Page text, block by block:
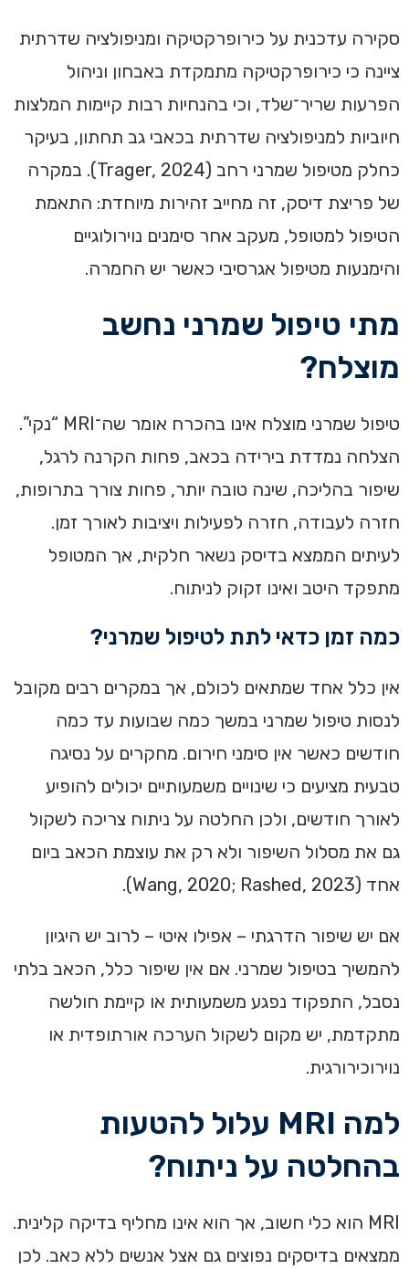
סקירה עדכנית על כירופרקטיקה ומניפולציה שדרתית
ציינה כי כירופרקטיקה מתמקדת באבחון וניהול
הפרעות שריר־שלד, וכי בהנחיות רבות קיימות המלצות
חיוביות למניפולציה שדרתית בכאבי גב תחתון, בעיקר
כחלק מטיפול שמרני רחב (Trager, 2024). במקרה
של פריצת דיסק, זה מחייב זהירות מיוחדת: התאמת
הטיפול למטופל, מעקב אחר סימנים נוירולוגיים
והימנעות מטיפול אגרסיבי כאשר יש החמרה.
מתי טיפול שמרני נחשב
מוצלח?
טיפול שמרני מוצלח אינו בהכרח אומר שה־MRI “נקי”.
הצלחה נמדדת בירידה בכאב, פחות הקרנה לרגל,
שיפור בהליכה, שינה טובה יותר, פחות צורך בתרופות,
חזרה לעבודה, חזרה לפעילות ויציבות לאורך זמן.
לעיתים הממצא בדיסק נשאר חלקית, אך המטופל
מתפקד היטב ואינו זקוק לניתוח.
כמה זמן כדאי לתת לטיפול שמרני?
אין כלל אחד שמתאים לכולם, אך במקרים רבים מקובל
לנסות טיפול שמרני במשך כמה שבועות עד כמה
חודשים כאשר אין סימני חירום. מחקרים על נסיגה
טבעית מציעים כי שינויים משמעותיים יכולים להופיע
לאורך חודשים, ולכן החלטה על ניתוח צריכה לשקול
גם את מסלול השיפור ולא רק את עוצמת הכאב ביום
אחד (Wang, 2020; Rashed, 2023).
אם יש שיפור הדרגתי – אפילו איטי – לרוב יש היגיון
להמשיך בטיפול שמרני. אם אין שיפור כלל, הכאב בלתי
נסבל, התפקוד נפגע משמעותית או קיימת חולשה
מתקדמת, יש מקום לשקול הערכה אורתופדית או
נוירוכירורגית.
למה MRI עלול להטעות
בהחלטה על ניתוח?
MRI הוא כלי חשוב, אך הוא אינו מחליף בדיקה קלינית.
ממצאים בדיסקים נפוצים גם אצל אנשים ללא כאב. לכן